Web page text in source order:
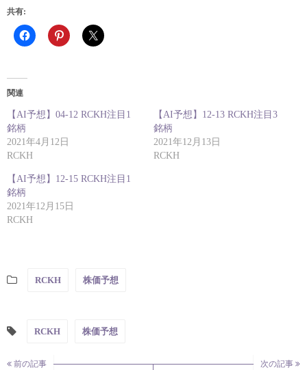
共有:
関連
【AI予想】04-12 RCKH注目1
銘柄
2021年4月12日
RCKH
【AI予想】12-13 RCKH注目3
銘柄
2021年12月13日
RCKH
【AI予想】12-15 RCKH注目1
銘柄
2021年12月15日
RCKH
RCKH 株価予想
RCKH 株価予想
前の記事 次の記事